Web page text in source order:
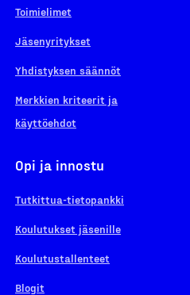
Toimielimet
Jäsenyritykset
Yhdistyksen säännöt
Merkkien kriteerit ja
käyttöehdot
Opi ja innostu
Tutkittua-tietopankki
Koulutukset jäsenille
Koulutustallenteet
Blogit